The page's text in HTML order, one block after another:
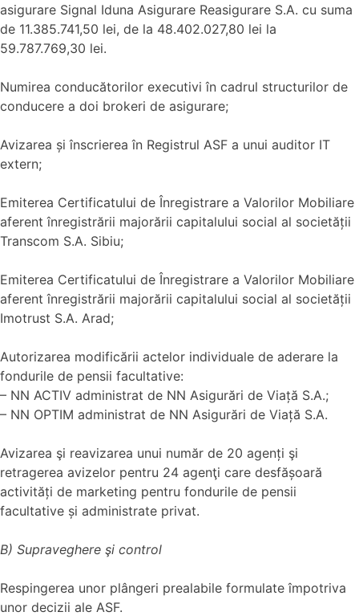
asigurare Signal Iduna Asigurare Reasigurare S.A. cu suma
de 11.385.741,50 lei, de la 48.402.027,80 lei la
59.787.769,30 lei.
Numirea conducătorilor executivi în cadrul structurilor de
conducere a doi brokeri de asigurare;
Avizarea și înscrierea în Registrul ASF a unui auditor IT
extern;
Emiterea Certificatului de Înregistrare a Valorilor Mobiliare
aferent înregistrării majorării capitalului social al societății
Transcom S.A. Sibiu;
Emiterea Certificatului de Înregistrare a Valorilor Mobiliare
aferent înregistrării majorării capitalului social al societății
Imotrust S.A. Arad;
Autorizarea modificării actelor individuale de aderare la
fondurile de pensii facultative:
– NN ACTIV administrat de NN Asigurări de Viață S.A.;
– NN OPTIM administrat de NN Asigurări de Viață S.A.
Avizarea şi reavizarea unui număr de 20 agenți şi
retragerea avizelor pentru 24 agenţi care desfășoară
activități de marketing pentru fondurile de pensii
facultative și administrate privat.
B) Supraveghere şi control
Respingerea unor plângeri prealabile formulate împotriva
unor decizii ale ASF.